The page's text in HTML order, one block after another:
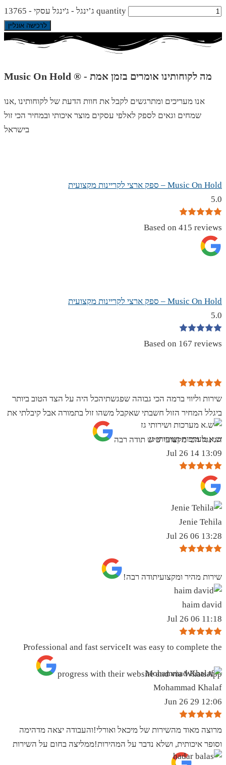
ג’ינגל - ג'ינגל עסקי - 13765 quantity
לרכישה אונליין
Music On Hold ® - מה לקוחותינו אומרים בזמן אמת
אנו מעריכים ומתרגשים לקבל את חוות הדעת של לקוחותינו ,אנו
שמחים וגאים לספק לאלפי עסקים מוצר איכותי ובמחיר הכי זול
בישראל
Music On Hold – ספק ארצי לקריינות מקצועית
5.0
Based on 415 reviews
Music On Hold – ספק ארצי לקריינות מקצועית
5.0
Based on 167 reviews
שירות וליווי ברמה הכי גבוהה שפגשתיהכל היה על הצד הטוב ביותר
ביגלל המחיר הזול חשבתי שאקבל משהו זול בתמורה אבל קיבלתי את
הגינגל הכי מקצועי שיש תודה רבה
ש.א מערכות ושירותי גז
13:09 14 Jul 26
Jenie Tehila
13:28 06 Jul 26
שירות מהיר ומקצועיתודה רבה!
haim david
11:18 06 Jul 26
Professional and fast serviceIt was easy to complete the
progress with their website and via WhatsApp
Mohammad Khalaf
12:06 29 Jun 26
מרוצה מאוד מהשירות של מיכאל ואורלי!והעבודה יצאה מדהימה
וסופר איכותית, ושלא נדבר על המהירות!ממליצה בחום על השירות